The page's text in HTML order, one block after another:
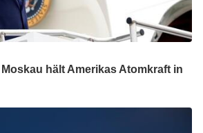
hält Amerikas Atomkraft in